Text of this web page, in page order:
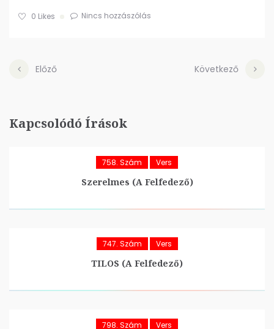
0 Likes Nincs hozzászólás
Előző Következő
Kapcsolódó Írások
758. Szám Vers
Szerelmes (A Felfedező)
747. Szám Vers
TILOS (A Felfedező)
798. Szám Vers